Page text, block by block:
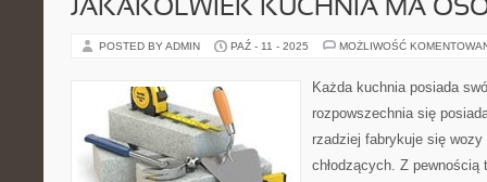
JAKAKOLWIEK KUCHNIA MA
POSTED BY ADMIN PAŹ - 11 - 2025 MOŻLIWOŚĆ
Każda kuchnia posiada
rozpowszechnia się
rzadziej fabrykuje się
chłodzących. Z pewnością